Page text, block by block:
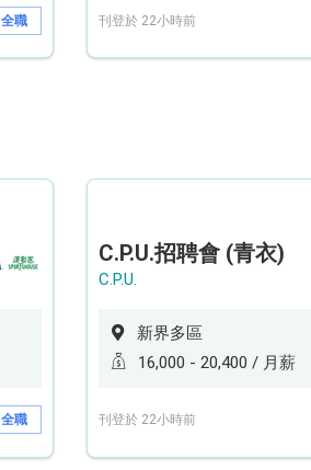
全職 刊登於 22小時前
全職
C.P.U.招聘會 (青衣)
C.P.U.
新界多區
16,000 - 20,400 / 月薪
刊登於 22小時前